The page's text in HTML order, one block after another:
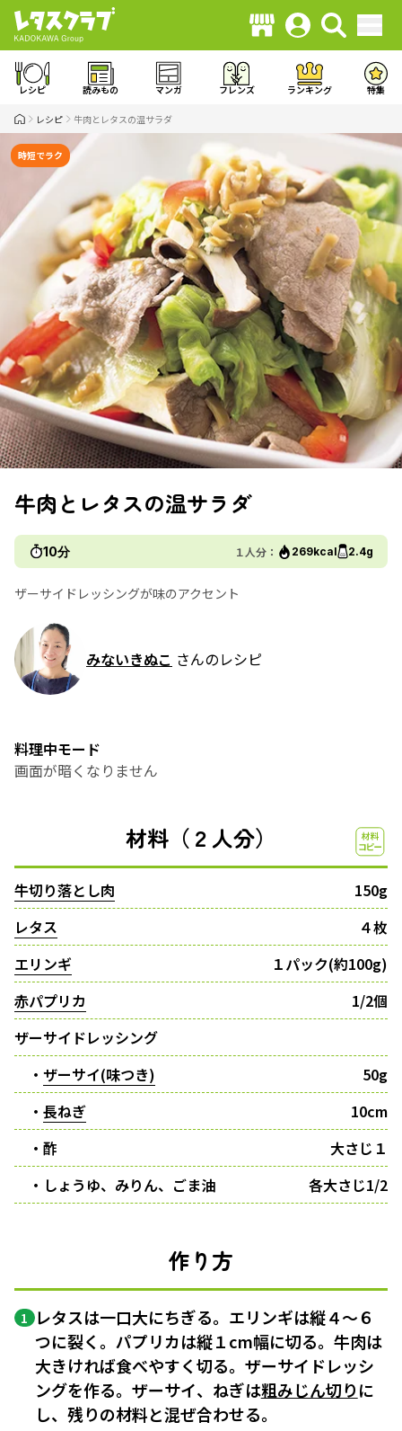
レシピ 読みもの マンガ フレンズ ランキング 特集
レシピ 牛肉とレタスの温サラダ
時短でラク
牛肉とレタスの温サラダ
10分 １人分： 269kcal 2.4g
ザーサイドレッシングが味のアクセント
みないきぬこ さんのレシピ
料理中モード
画面が暗くなりません
材料（２人分）
牛切り落とし肉
150g
レタス
４枚
エリンギ
１パック(約100g)
赤パプリカ
1/2個
ザーサイドレッシング
・ ザーサイ(味つき)
50g
・ 長ねぎ
10cm
・酢
大さじ１
・しょうゆ、みりん、ごま油
各大さじ1/2
作り方
1 レタスは一口大にちぎる。エリンギは縦４〜６
つに裂く。パプリカは縦１cm幅に切る。牛肉は
大きければ食べやすく切る。ザーサイドレッシ
ングを作る。ザーサイ、ねぎは粗みじん切りに
し、残りの材料と混ぜ合わせる。